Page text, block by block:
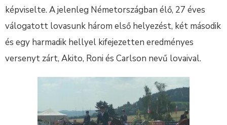
képviselte. A jelenleg Németországban élő, 27 éves
válogatott lovasunk három első helyezést, két második
és egy harmadik hellyel kifejezetten eredményes
versenyt zárt, Akito, Roni és Carlson nevű lovaival.